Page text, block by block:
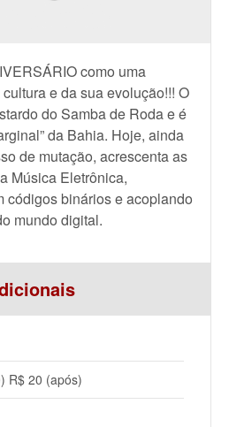
como uma
e da sua evolução!!! O
do Samba de Roda e é
da Bahia. Hoje, ainda
de mutação, acrescenta as
Música Eletrônica,
códigos binários e acoplando
mundo digital.
R$ 20 (após)